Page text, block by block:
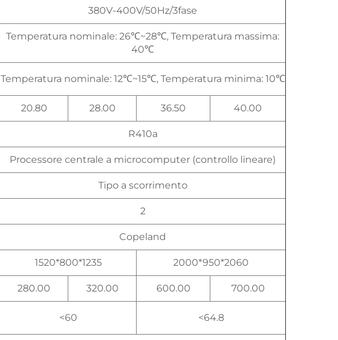
380V-400V/50Hz/3fase
Temperatura nominale: 26℃~28℃, Temperatura massima:
40℃
Temperatura nominale: 12℃~15℃, Temperatura minima: 10℃
20.80 28.00 36.50 40.00
R410a
Processore centrale a microcomputer (controllo lineare)
Tipo a scorrimento
2
Copeland
1520*800*1235 2000*950*2060
280.00 320.00 600.00 700.00
<60 <64.8